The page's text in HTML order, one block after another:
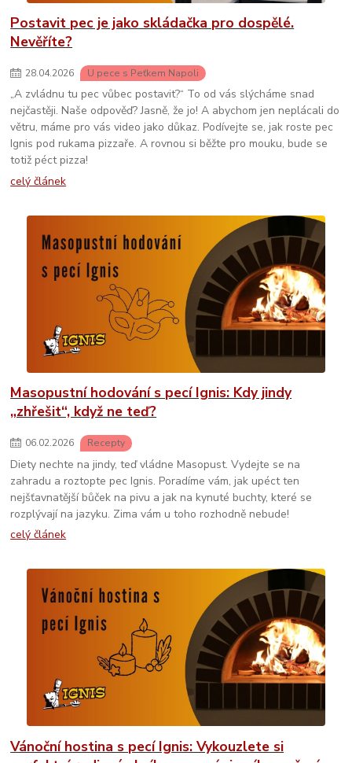
Postavit pec je jako skládačka pro dospělé.
Nevěříte?
28.04.2026 U pece s Peťkem Napoli
„A zvládnu tu pec vůbec postavit?“ To od vás slýcháme snad
nejčastěji. Naše odpověď? Jasně, že jo! A abychom jen neplácali do
větru, máme pro vás video jako důkaz. Podívejte se, jak roste pec
Ignis pod rukama pizzaře. A rovnou si běžte pro mouku, bude se
totiž péct pizza!
celý článek
Masopustní hodování s pecí Ignis: Kdy jindy
„zhřešit“, když ne teď?
06.02.2026 Recepty
Diety nechte na jindy, teď vládne Masopust. Vydejte se na
zahradu a roztopte pec Ignis. Poradíme vám, jak upéct ten
nejšťavnatější bůček na pivu a jak na kynuté buchty, které se
rozplývají na jazyku. Zima vám u toho rozhodně nebude!
celý článek
Vánoční hostina s pecí Ignis: Vykouzlete si